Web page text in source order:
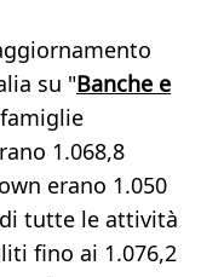
su "Banche e
1.068,8
erano 1.050
tutte le attività
fino ai 1.076,2